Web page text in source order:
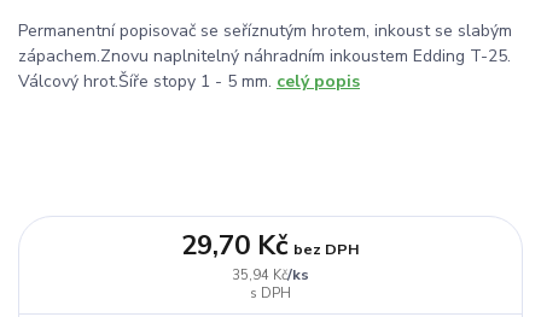
Permanentní popisovač se seříznutým hrotem, inkoust se slabým
zápachem.Znovu naplnitelný náhradním inkoustem Edding T-25.
Válcový hrot.Šíře stopy 1 - 5 mm. celý popis
35,94 Kč/ks
29,70 Kč bez DPH